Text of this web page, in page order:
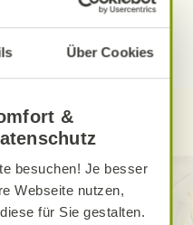
Über Cookies
&
besuchen! Je besser
Webseite nutzen,
für Sie gestalten.
Rezepte